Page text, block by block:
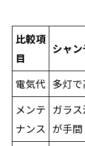
比較項
目
シャ
電気代 多灯
メンテ
ナンス
ガラ
が手間